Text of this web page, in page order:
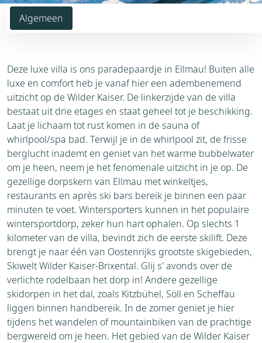
Algemeen
Deze luxe villa is ons paradepaardje in Ellmau! Buiten alle
luxe en comfort heb je vanaf hier een adembenemend
uitzicht op de Wilder Kaiser. De linkerzijde van de villa
bestaat uit drie etages en staat geheel tot je beschikking.
Laat je lichaam tot rust komen in de sauna of
whirlpool/spa bad. Terwijl je in de whirlpool zit, de frisse
berglucht inademt en geniet van het warme bubbelwater
om je heen, neem je het fenomenale uitzicht in je op. De
gezellige dorpskern van Ellmau met winkeltjes,
restaurants en après ski bars bereik je binnen een paar
minuten te voet. Wintersporters kunnen in het populaire
wintersportdorp, zeker hun hart ophalen. Op slechts 1
kilometer van de villa, bevindt zich de eerste skilift. Deze
brengt je naar één van Oostenrijks grootste skigebieden,
Skiwelt Wilder Kaiser-Brixental. Glij s' avonds over de
verlichte rodelbaan het dorp in! Andere gezellige
skidorpen in het dal, zoals Kitzbühel, Söll en Scheffau
liggen binnen handbereik. In de zomer geniet je hier
tijdens het wandelen of mountainbiken van de prachtige
bergwereld om je heen. Het gebied van de Wilder Kaiser